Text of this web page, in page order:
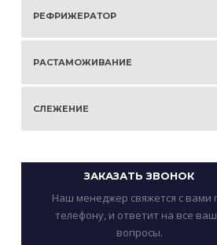
РЕФРИЖЕРАТОР
РАСТАМОЖИВАНИЕ
СЛЕЖЕНИЕ
ЗАКАЗАТЬ ЗВОНОК
Наш менеджер свяжется с вами
телефону, и ответит на все
вопросы.